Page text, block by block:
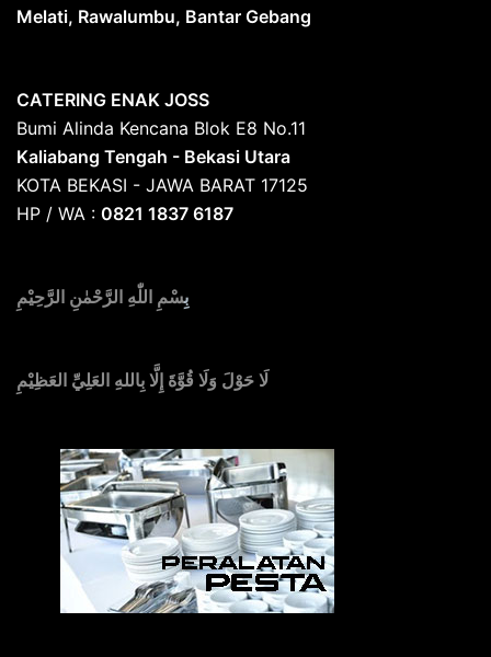
Melati, Rawalumbu, Bantar Gebang
CATERING ENAK JOSS
Bumi Alinda Kencana Blok E8 No.11
Kaliabang Tengah - Bekasi Utara
KOTA BEKASI - JAWA BARAT 17125
HP / WA : 0821 1837 6187
بِسْمِ اللّٰهِ الرَّحْمٰنِ الرَّحِيْمِ
لَا حَوْلَ وَلَا قُوَّةَ إِلَّا بِاللهِ العَلِيِّ العَظِيْمِ